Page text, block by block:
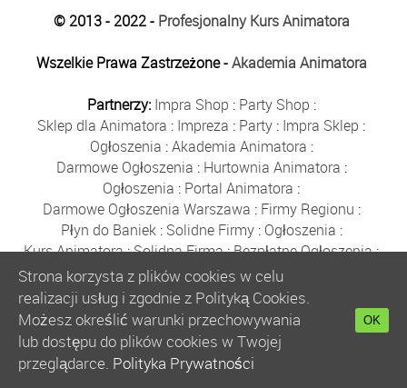
© 2013 - 2022 - Profesjonalny Kurs Animatora
Wszelkie Prawa Zastrzeżone -Akademia Animatora
Partnerzy: Impra Shop : Party Shop :
Sklep dla Animatora : Impreza : Party : Impra Sklep :
Ogłoszenia :Akademia Animatora :
Darmowe Ogłoszenia : Hurtownia Animatora :
Ogłoszenia : Portal Animatora :
Darmowe Ogłoszenia Warszawa : Firmy Regionu :
Płyn do Baniek: Solidne Firmy: Ogłoszenia :
Kurs Animatora:Solidna Firma:Bezpłatne Ogłoszenia:
Animator Czasu Wolnego:
Bezpłatne Ogłoszenia Warszawa:sklep animatora
Bańki Mydlane:Bezpłatne Ogłoszenia
Szkolenie Animatorów:Kurs Animatora
:
Kurs Animatora Warszawa :Rumia
Kurs Animatora Poznań:
Strona korzysta z plików cookies w celu
realizacji usług i zgodnie z Polityką Cookies.
Możesz określić warunki przechowywania
lub dostępu do plików cookies w Twojej
przeglądarce. Polityka Prywatności
OK